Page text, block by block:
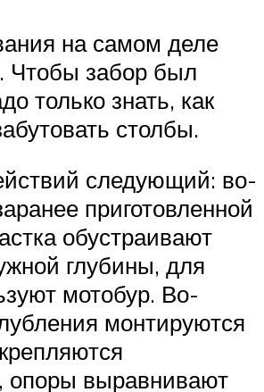
на самом деле
Чтобы забор был
только знать, как
столбы.
следующий: во-
приготовленной
обустраивают
глубины, для
мотобур. Во-
монтируются
опоры выравнивают